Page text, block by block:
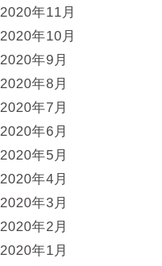
2020年11月
2020年10月
2020年9月
2020年8月
2020年7月
2020年6月
2020年5月
2020年4月
2020年3月
2020年2月
2020年1月